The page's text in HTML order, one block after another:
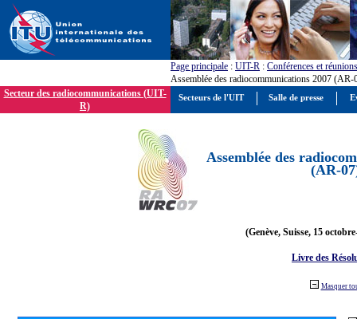
Page principale : UIT-R : Conférences et réunions
Assemblée des radiocommunications 2007 (AR-
Secteur des radiocommunications (UIT-
R)
Assemblée des
(AR-
(Genève, Suisse, 15
Livre des
Masquer
Secteurs de l'UIT Salle de presse